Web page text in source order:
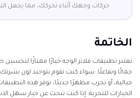
حركات وجهك أثناء تحركك، مما يجعل
الخاتمة
تعتبر تطبيقات فلاتر الوجه خيارًا ممتازًا
جمالًا وتفاعلًا. سواء كنت تقوم بتوحيد لون
خيالية، أو تجرب مظهرًا جديدًا، توفر هذه